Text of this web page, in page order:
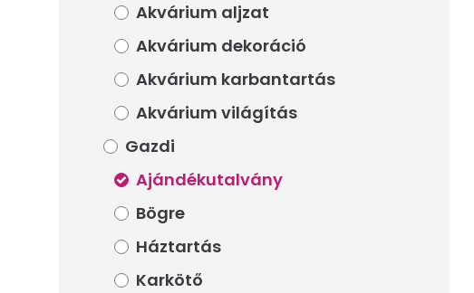
Akvárium aljzat
Akvárium dekoráció
Akvárium karbantartás
Akvárium világítás
Gazdi
Ajándékutalvány
Bögre
Háztartás
Karkötő
Akvárium aljzat
Akvárium dekoráció
Akvárium karbantartás
Akvárium világítás
Gazdi
Ajándékutalvány
Bögre
Háztartás
Karkötő